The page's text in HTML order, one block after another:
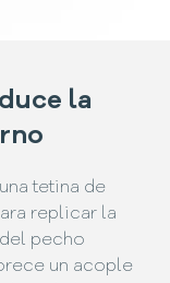
la
tetina de
replicar la
pecho
un acople